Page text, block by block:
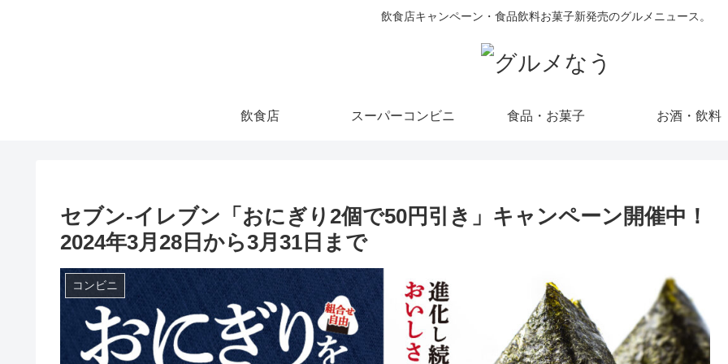
飲食店キャンペーン・食品飲料お菓子新発売のグルメニュース。
飲食店 スーパーコンビニ 食品・お菓子 お酒・飲料
セブン-イレブン「おにぎり2個で50円引き」キャンペーン開催中！
2024年3月28日から3月31日まで
コンビニ